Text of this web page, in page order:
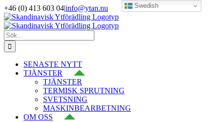
Fortsätt
till
innehållet
+46 (0) 413 603 04|info@ytan.nu
LinkedIn
YouTube
Instagram
Facebook
X
Sök
efter:
SENASTE NYTT
TJÄNSTER
TJÄNSTER
TERMISK SPRUTNING
SVETSNING
MASKINBEARBETNING
OM OSS
Swedish